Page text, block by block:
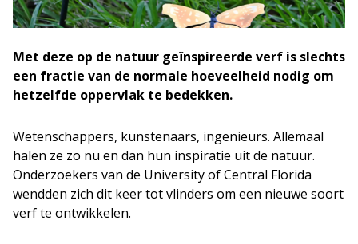
Met deze op de natuur geïnspireerde verf is slechts
een fractie van de normale hoeveelheid nodig om
hetzelfde oppervlak te bedekken.
Wetenschappers, kunstenaars, ingenieurs. Allemaal
halen ze zo nu en dan hun inspiratie uit de natuur.
Onderzoekers van de University of Central Florida
wendden zich dit keer tot vlinders om een nieuwe soort
verf te ontwikkelen.